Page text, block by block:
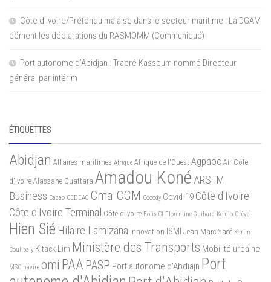
Côte d’Ivoire/Prétendu malaise dans le secteur maritime : La DGAM
dément les déclarations du RASMOMM (Communiqué)
Port autonome d’Abidjan : Traoré Kassoum nommé Directeur
général par intérim
ÉTIQUETTES
Abidjan Affaires maritimes Afrique Afrique de l'Ouest Agpaoc Air Côte
d'Ivoire Alassane Ouattara Amadou Koné ARSTM
Business Cacao CEDEAO Cma CGM Cocody Covid-19 Côte d'Ivoire
Côte d'Ivoire Terminal Côte d’Ivoire Eolis CI Florentine Guihard-Koidio Grève
Hien Sié Hilaire Lamizana Innovation ISMI Jean Marc Yacé Karim
Coulibaly Kitack Lim Ministère des Transports Mobilité urbaine
MSC navire omi PAA PASP Port autonome d'Abdiajn Port